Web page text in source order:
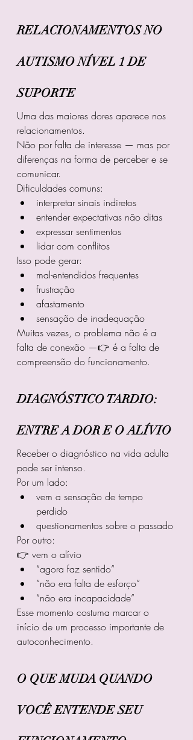
RELACIONAMENTOS NO
AUTISMO NÍVEL 1 DE
SUPORTE
Uma das maiores dores aparece nos
relacionamentos.
Não por falta de interesse — mas por
diferenças na forma de perceber e se
comunicar.
Dificuldades comuns:
interpretar sinais indiretos
entender expectativas não ditas
expressar sentimentos
lidar com conflitos
Isso pode gerar:
mal-entendidos frequentes
frustração
afastamento
sensação de inadequação
Muitas vezes, o problema não é a
falta de conexão —👉 é a falta de
compreensão do funcionamento.
DIAGNÓSTICO TARDIO:
ENTRE A DOR E O ALÍVIO
Receber o diagnóstico na vida adulta
pode ser intenso.
Por um lado:
vem a sensação de tempo
perdido
questionamentos sobre o passado
Por outro:
👉 vem o alívio
“agora faz sentido”
“não era falta de esforço”
“não era incapacidade”
Esse momento costuma marcar o
início de um processo importante de
autoconhecimento.
O QUE MUDA QUANDO
VOCÊ ENTENDE SEU